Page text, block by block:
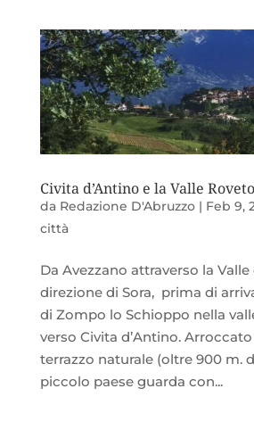
Civita d’Antino e la Valle Roveto
da Redazione D'Abruzzo| Feb 9,
città
Da Avezzano attraverso la
direzione di Sora, prima di
di Zompo lo Schioppo nella
verso Civita d’Antino.
terrazzo naturale (oltre 900 m.
piccolo paese guarda con...